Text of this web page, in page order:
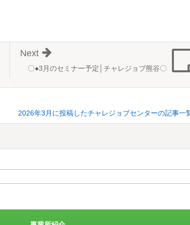
〇●3月のセミナー予定│チャレジョブ熊谷〇
Next
2026年3月に投稿したチャレジョブセンターの記事一